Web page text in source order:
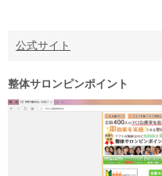
公式サイト
整体サロンピンポイント